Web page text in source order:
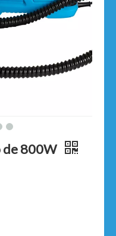
de 800W